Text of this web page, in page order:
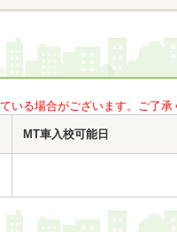
る場合がございます。ご了承
MT車入校可能日